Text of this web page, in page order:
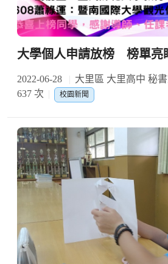
大學個人申請放榜 榜單亮
2022-06-28 大里區 大里高中 秘
637 次
校園新聞